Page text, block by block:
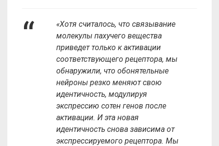
«Хотя считалось, что связывание
молекулы пахучего вещества
приведет только к активации
соответствующего рецептора, мы
обнаружили, что обонятельные
нейроны резко меняют свою
идентичность, модулируя
экспрессию сотен генов после
активации. И эта новая
идентичность снова зависима от
экспрессируемого рецептора. Мы